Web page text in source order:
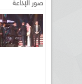
صور الإذاعة